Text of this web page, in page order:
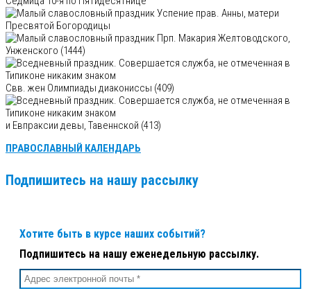
Успение прав. Анны, матери
Пресвятой Богородицы
Прп. Макария Желтоводского,
Унженского (1444)
Свв. жен Олимпиады диакониссы (409)
и Евпраксии девы, Тавеннской (413)
ПРАВОСЛАВНЫЙ КАЛЕНДАРЬ
Подпишитесь на нашу рассылку
Хотите быть в курсе наших событий?
Подпишитесь на нашу еженедельную рассылку.